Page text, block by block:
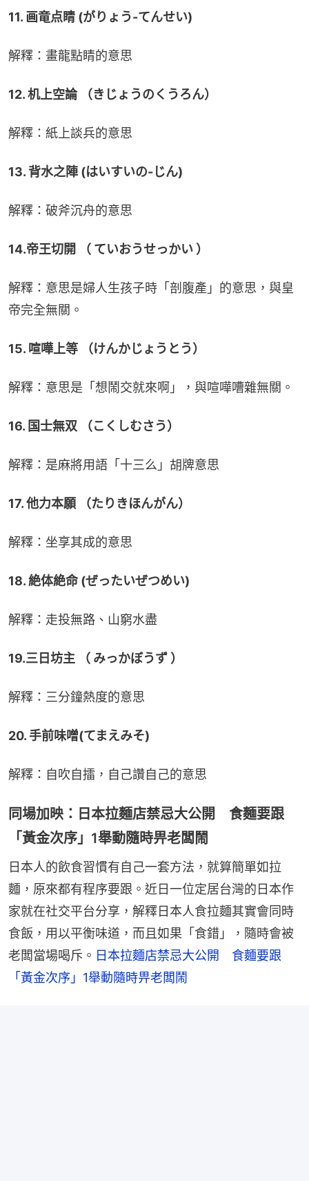
11. 画竜点睛 (がりょう-てんせい)
解釋：畫龍點睛的意思
12. 机上空論 （きじょうのくうろん）
解釋：紙上談兵的意思
13. 背水之陣 (はいすいの-じん)
解釋：破斧沉舟的意思
14.帝王切開 （ ていおうせっかい ）
解釋：意思是婦人生孩子時「剖腹產」的意思，與皇
帝完全無關。
15. 喧嘩上等 （けんかじょうとう）
解釋：意思是「想鬧交就來啊」，與喧嘩嘈雜無關。
16. 国士無双 （こくしむさう）
解釋：是麻將用語「十三么」胡牌意思
17. 他力本願 （たりきほんがん）
解釋：坐享其成的意思
18. 絶体絶命 (ぜったいぜつめい)
解釋：走投無路、山窮水盡
19.三日坊主 （ みっかぼうず ）
解釋：三分鐘熱度的意思
20. 手前味噌(てまえみそ)
解釋：自吹自擂，自己讚自己的意思
同場加映：日本拉麵店禁忌大公開 食麵要跟
「黃金次序」1舉動隨時畀老闆鬧
日本人的飲食習慣有自己一套方法，就算簡單如拉
麵，原來都有程序要跟。近日一位定居台灣的日本作
家就在社交平台分享，解釋日本人食拉麵其實會同時
食飯，用以平衡味道，而且如果「食錯」，隨時會被
老闆當場喝斥。 日本拉麵店禁忌大公開　食麵要跟
「黃金次序」1舉動隨時畀老闆鬧